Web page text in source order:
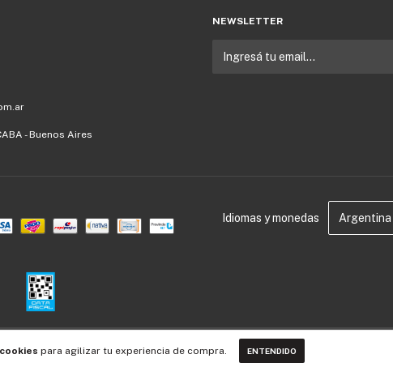
para agilizar tu experiencia de compra. ENTENDIDO
- Buenos Aires
NEWSLETTER
Idiomas y monedas